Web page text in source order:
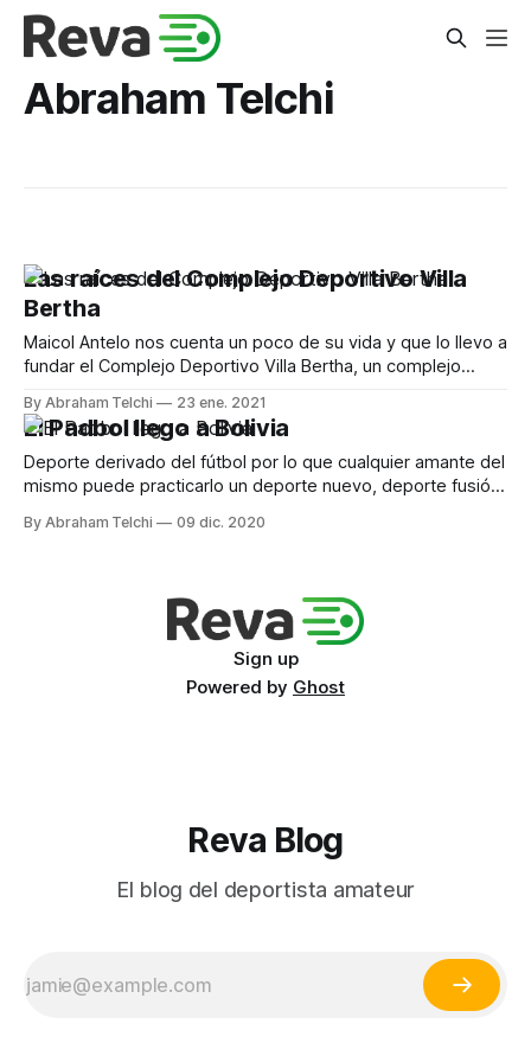
Abraham Telchi
Las raíces del Complejo Deportivo Villa
Bertha
Maicol Antelo nos cuenta un poco de su vida y que lo llevo a
fundar el Complejo Deportivo Villa Bertha, un complejo
experiencia a los amantes del fútbol.
By Abraham Telchi 23 ene. 2021
El Padbol llego a Bolivia
Deporte derivado del fútbol por lo que cualquier amante del
mismo puede practicarlo un deporte nuevo, deporte fusión,
By Abraham Telchi 09 dic. 2020
Sign up
Powered by Ghost
Reva Blog
El blog del deportista amateur